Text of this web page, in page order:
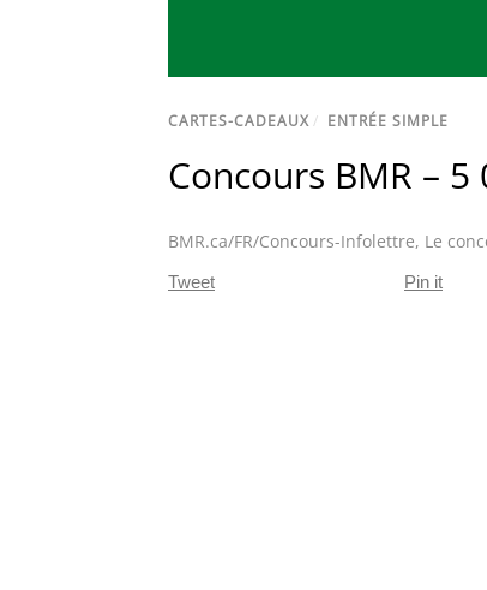
CARTES-CADEAUX/ ENTRÉE SIMPLE
Concours BMR –
BMR.ca/FR/Concours-Infolettre, Le
Tweet Pin it